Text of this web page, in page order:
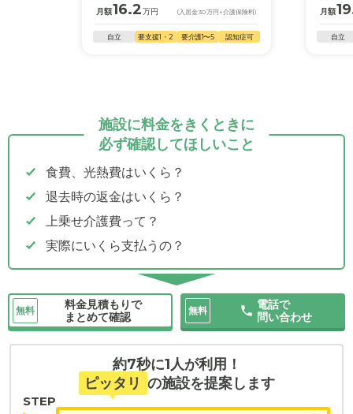
月額16.2万円 (入居金30万円 +介護保険料)
自立 要支援1・2 要介護1〜5 認知症可
月額
自立
施設に料金をきくときに
必ず確認してほしいこと
食費、光熱費はいくら？
退去時の返金はいくら？
上乗せ介護費って？
実際にいくら支払うの？
無料
料金見積もりで
まとめて確認
無料
電話で
問い合わせ
約7秒に1人が利用！
ピッタリ の施設を提案します
STEP